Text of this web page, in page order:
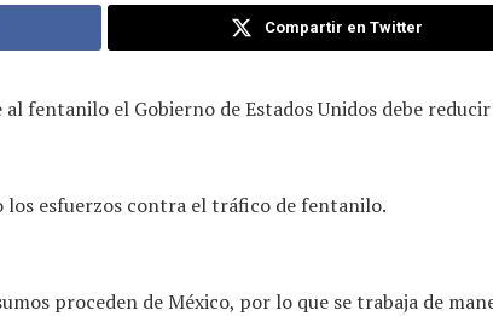
Compartir en Twitter
fentanilo el Gobierno de Estados Unidos debe
los esfuerzos contra el tráfico de fentanilo.
proceden de México, por lo que se trabaja de